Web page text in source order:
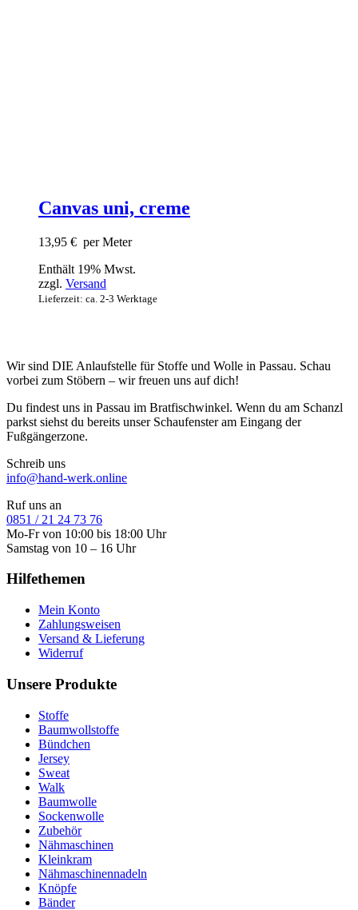
Canvas uni, creme
13,95 € per Meter
Enthält 19% Mwst.
zzgl. Versand
Lieferzeit: ca. 2-3 Werktage
Wir sind DIE Anlaufstelle für Stoffe und Wolle in Passau. Schau
vorbei zum Stöbern – wir freuen uns auf dich!
Du findest uns in Passau im Bratfischwinkel. Wenn du am Schanzl
parkst siehst du bereits unser Schaufenster am Eingang der
Fußgängerzone.
Schreib uns
info@hand-werk.online
Ruf uns an
0851 / 21 24 73 76
Mo-Fr von 10:00 bis 18:00 Uhr
Samstag von 10 – 16 Uhr
Hilfethemen
Mein Konto
Zahlungsweisen
Versand & Lieferung
Widerruf
Unsere Produkte
Stoffe
Baumwollstoffe
Bündchen
Jersey
Sweat
Walk
Baumwolle
Sockenwolle
Zubehör
Nähmaschinen
Kleinkram
Nähmaschinennadeln
Knöpfe
Bänder